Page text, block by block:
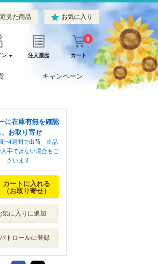
見た商品 お気に入り
ン 注文履歴 カート
0
キャンペーン
に在庫有無を確認
、お取り寄せ
~4週間で出荷 ※品
手できない場合もご
ざいます
カートに入れる
（お取り寄せ）
に入りに追加
トロールに登録